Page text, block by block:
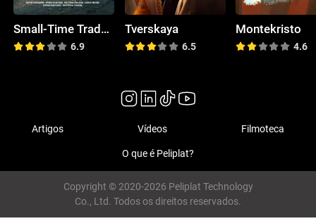
Small-Time Traders
6.9
Tverskaya
6.5
Montekristo
4.6
Artigos Vídeos Filmoteca
O que é Peliplat?
Copyright © 2020-2026 Peliplat Technology
Co., Ltd. Todos os direitos reservados.